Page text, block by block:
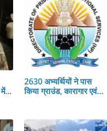
में…
2630 अभ्यर्थियों ने पास
किया ग्राउंड, कारागार एवं…